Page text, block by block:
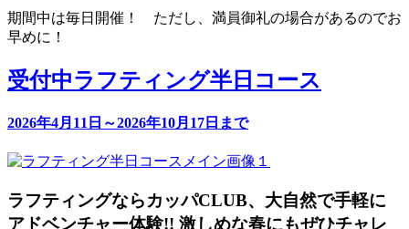
期間中は毎日開催！ ただし、満員御礼の場合があるのでお
早めに！
受付中ラフティング半日コース
2026年4月11日～2026年10月17日まで
ラフティングならカッパCLUB、大自然で手軽に
アドベンチャー体験!! 激しめな春にもぜひチャレ